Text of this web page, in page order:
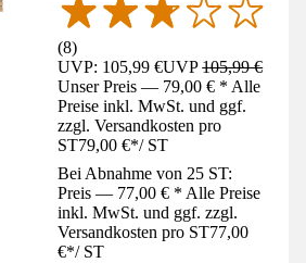
(8)
UVP: 105,99 €UVP105,99 €
Unser Preis — 79,00 € * Alle
Preise inkl. MwSt. und ggf.
zzgl. Versandkosten pro
ST79,00 €*/ ST
Bei Abnahme von 25 ST:
Preis — 77,00 € * Alle Preise
inkl. MwSt. und ggf. zzgl.
Versandkosten pro ST77,00
€*/ ST